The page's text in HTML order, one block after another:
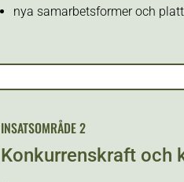
nya samarbetsformer och
INSATSOMRÅDE 2
Konkurrenskraft och